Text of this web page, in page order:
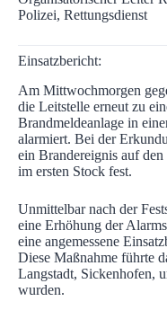
Polizei, Rettungsdienst
Einsatzbericht:
Am Mittwochmorgen
die Leitstelle erneut zu
Brandmeldeanlage in
alarmiert. Bei der
ein Brandereignis auf
im ersten Stock fest.
Unmittelbar nach der
eine Erhöhung der
eine angemessene
Diese Maßnahme führte
Langstadt, Sickenhofen,
wurden.